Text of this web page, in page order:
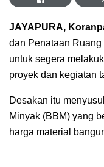
JAYAPURA,
dan Penataan
untuk segera
proyek dan kegiatan
Desakan itu
Minyak (BBM) yang
harga material